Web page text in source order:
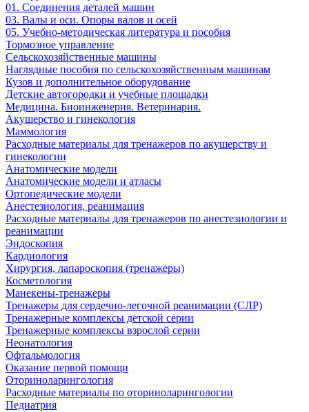
01. Соединения деталей машин
03. Валы и оси. Опоры валов и осей
05. Учебно-методическая литература и пособия
Тормозное управление
Сельскохозяйственные машины
Наглядные пособия по сельскохозяйственным машинам
Кузов и дополнительное оборудование
Детские автогородки и учебные площадки
Медицина. Биоинженерия. Ветеринария.
Акушерство и гинекология
Маммология
Расходные материалы для тренажеров по акушерству и
гинекологии
Анатомические модели
Анатомические модели и атласы
Ортопедические модели
Анестезиология, реанимация
Расходные материалы для тренажеров по анестезиологии и
реанимации
Эндоскопия
Кардиология
Хирургия, лапароскопия (тренажеры)
Косметология
Манекены-тренажеры
Тренажеры для сердечно-легочной реанимации (СЛР)
Тренажерные комплексы детской серии
Тренажерные комплексы взрослой серии
Неонатология
Офтальмология
Оказание первой помощи
Оториноларингология
Расходные материалы по оториноларингологии
Педиатрия